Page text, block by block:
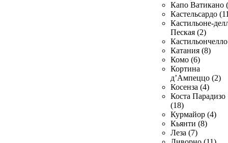
Капо Ватикано
Кастельсардо
Кастильоне-
Пеская (2)
Катания (8)
Комо (6)
Кортина
д’Ампеццо (2)
Косенза (4)
Коста Парадизо
(18)
Курмайор (4)
Кьянти (8)
Леза (7)